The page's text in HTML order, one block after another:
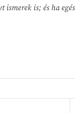
is; és ha